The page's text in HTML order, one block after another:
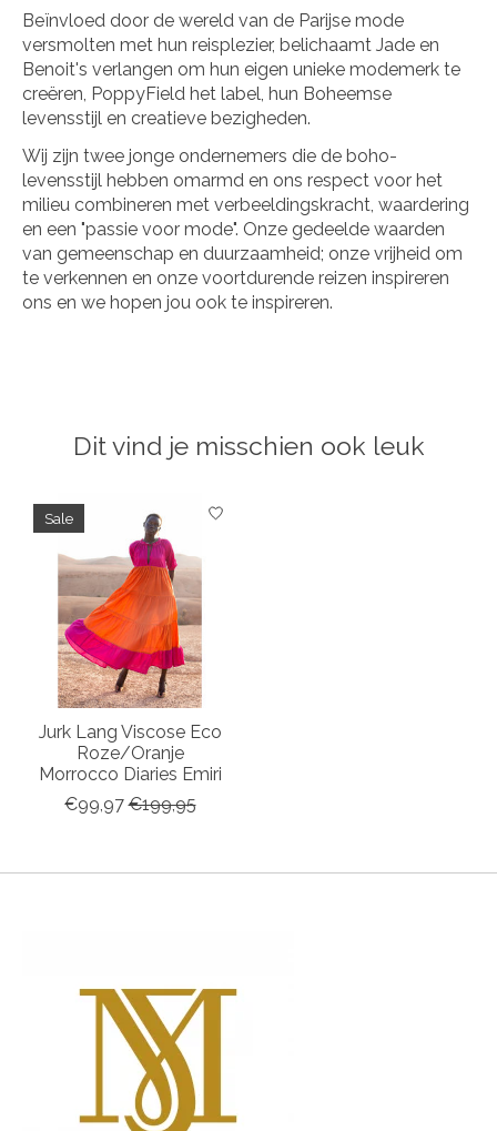
Beïnvloed door de wereld van de Parijse mode
versmolten met hun reisplezier, belichaamt Jade en
Benoit's verlangen om hun eigen unieke modemerk te
creëren, PoppyField het label, hun Boheemse
levensstijl en creatieve bezigheden.
Wij zijn twee jonge ondernemers die de boho-
levensstijl hebben omarmd en ons respect voor het
milieu combineren met verbeeldingskracht, waardering
en een "passie voor mode". Onze gedeelde waarden
van gemeenschap en duurzaamheid; onze vrijheid om
te verkennen en onze voortdurende reizen inspireren
ons en we hopen jou ook te inspireren.
Dit vind je misschien ook leuk
Items van productcarrousel
Sale
Jurk Lang Viscose Eco
Roze/Oranje
Morrocco Diaries Emiri
€99,97 €199,95